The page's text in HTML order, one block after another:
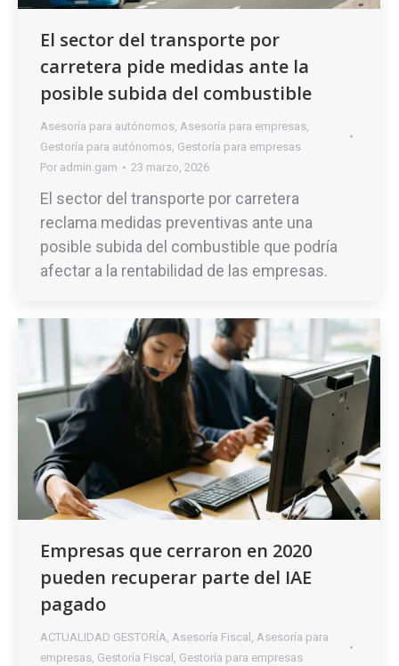
El sector del transporte por
carretera pide medidas ante la
posible subida del combustible
Asesoría para autónomos, Asesoría para empresas,
Gestoría para autónomos, Gestoría para empresas
Por admin.gam 23 marzo, 2026
El sector del transporte por carretera
reclama medidas preventivas ante una
posible subida del combustible que podría
afectar a la rentabilidad de las empresas.
Empresas que cerraron en 2020
pueden recuperar parte del IAE
pagado
ACTUALIDAD GESTORÍA, Asesoría Fiscal , Asesoría para
empresas, Gestoría Fiscal , Gestoría para empresas